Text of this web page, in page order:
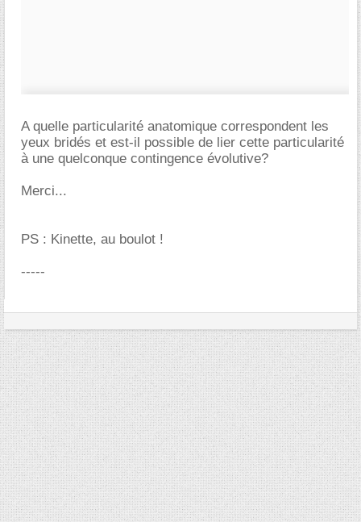
A quelle particularité anatomique correspondent les
yeux bridés et est-il possible de lier cette particularité
à une quelconque contingence évolutive?
Merci...
PS : Kinette, au boulot !
-----